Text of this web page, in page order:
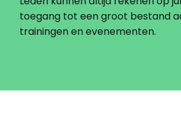
toegang tot een groot bestand
trainingen en evenementen.